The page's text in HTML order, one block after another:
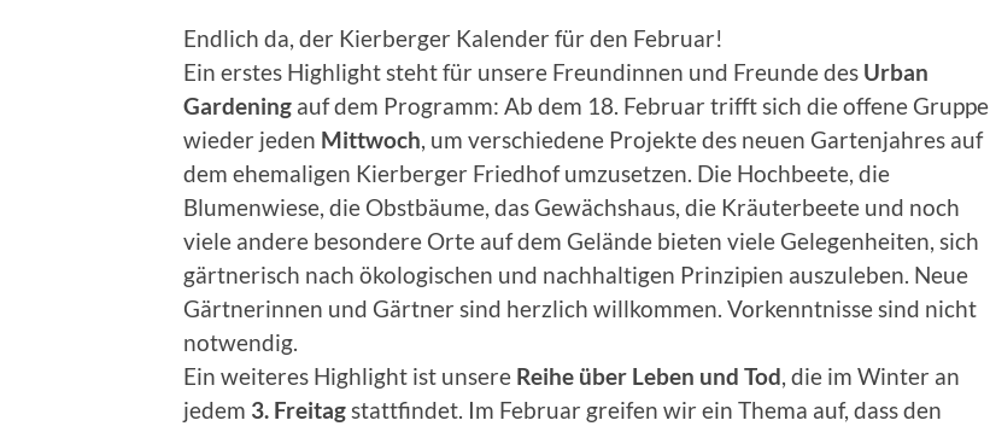
Endlich da, der Kierberger Kalender für den Februar!
Ein erstes Highlight steht für unsere Freundinnen und Freunde des Urban
Gardening auf dem Programm: Ab dem 18. Februar trifft sich die offene Gruppe
wieder jeden Mittwoch , um verschiedene Projekte des neuen Gartenjahres auf
dem ehemaligen Kierberger Friedhof umzusetzen. Die Hochbeete, die
Blumenwiese, die Obstbäume, das Gewächshaus, die Kräuterbeete und noch
viele andere besondere Orte auf dem Gelände bieten viele Gelegenheiten, sich
gärtnerisch nach ökologischen und nachhaltigen Prinzipien auszuleben. Neue
Gärtnerinnen und Gärtner sind herzlich willkommen. Vorkenntnisse sind nicht
notwendig.
Ein weiteres Highlight ist unsere Reihe über Leben und Tod , die im Winter an
jedem 3. Freitag stattfindet. Im Februar greifen wir ein Thema auf, dass den